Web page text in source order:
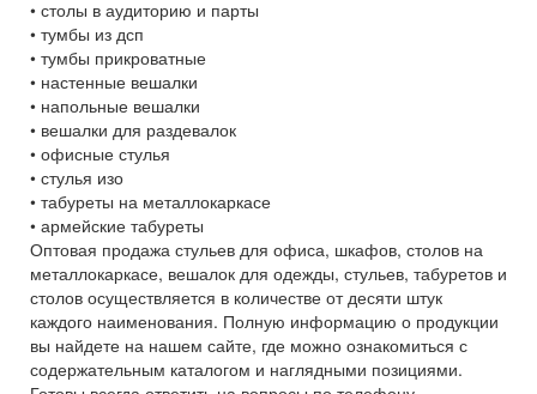
• столы в аудиторию и парты
• тумбы из дсп
• тумбы прикроватные
• настенные вешалки
• напольные вешалки
• вешалки для раздевалок
• офисные стулья
• стулья изо
• табуреты на металлокаркасе
• армейские табуреты
Оптовая продажа стульев для офиса, шкафов, столов на
металлокаркасе, вешалок для одежды, стульев, табуретов и
столов осуществляется в количестве от десяти штук
каждого наименования. Полную информацию о продукции
вы найдете на нашем сайте, где можно ознакомиться с
содержательным каталогом и наглядными позициями.